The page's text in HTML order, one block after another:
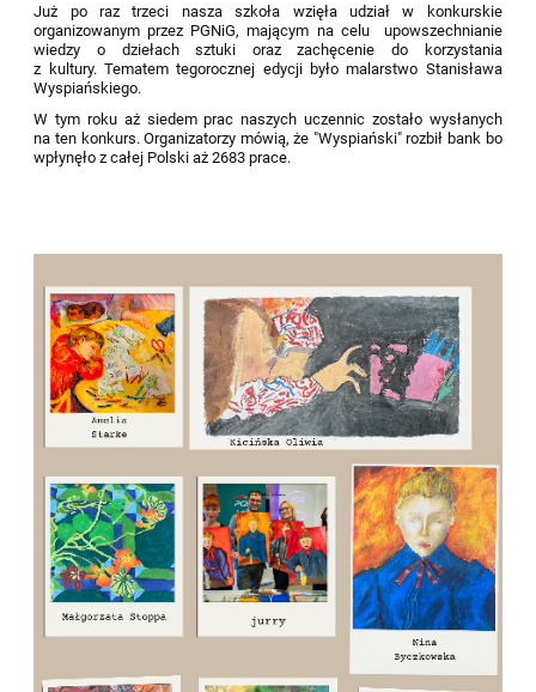
Już po raz trzeci nasza szkoła wzięła udział w konkurskie
organizowanym przez PGNiG, mającym na celu upowszechnianie
wiedzy o dziełach sztuki oraz zachęcenie do korzystania
z kultury. Tematem tegorocznej edycji było malarstwo Stanisława
Wyspiańskiego.
W tym roku aż siedem prac naszych uczennic zostało wysłanych
na ten konkurs. Organizatorzy mówią, że "Wyspiański" rozbił bank bo
wpłynęło z całej Polski aż 2683 prace.